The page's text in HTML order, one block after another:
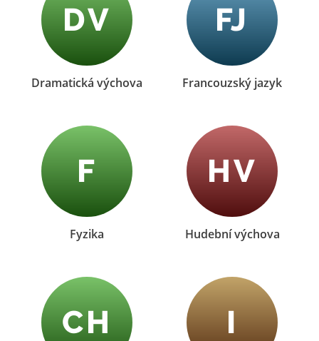
DV
Dramatická výchova
FJ
Francouzský jazyk
F
Fyzika
HV
Hudební výchova
CH I